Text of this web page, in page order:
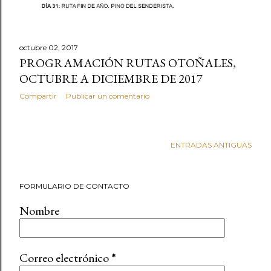
octubre 02, 2017
PROGRAMACIÓN RUTAS OTOÑALES,
OCTUBRE A DICIEMBRE DE 2017
Compartir Publicar un comentario
ENTRADAS ANTIGUAS
FORMULARIO DE CONTACTO
Nombre
Correo electrónico*